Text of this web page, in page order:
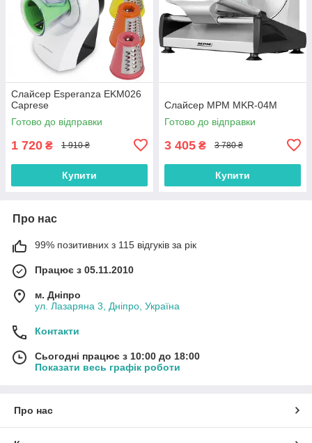
Слайсер Esperanza EKM026
Caprese
Готово до відправки
1 720 ₴ 1 910 ₴
Купити
Слайсер MPM MKR-04M
Готово до відправки
3 405 ₴ 3 780 ₴
Купити
Про нас
99% позитивних з 115 відгуків за рік
Працює з 05.11.2010
м. Дніпро
ул. Лазаряна 3, Дніпро, Україна
Контакти
Сьогодні працює з 10:00 до 18:00
Показати весь графік роботи
Про нас